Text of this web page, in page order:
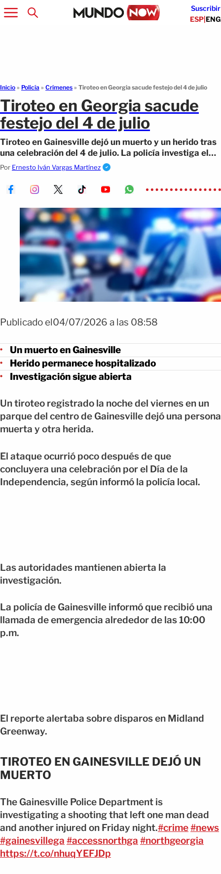
Suscribir
ESP|ENG
Inicio » Policía » Crímenes » Tiroteo en Georgia sacude festejo del 4 de julio
Tiroteo en Georgia sacude
festejo del 4 de julio
Tiroteo en Gainesville dejó un muerto y un herido tras
una celebración del 4 de julio. La policía investiga el
ataque y solicita información.
Por Ernesto Iván Vargas Martínez
Publicado el04/07/2026 a las 08:58
Un muerto en Gainesville
Herido permanece hospitalizado
Investigación sigue abierta
Un tiroteo registrado la noche del viernes en un
parque del centro de Gainesville dejó una persona
muerta y otra herida.
El ataque ocurrió poco después de que
concluyera una celebración por el Día de la
Independencia, según informó la policía local.
Las autoridades mantienen abierta la
investigación.
La policía de Gainesville informó que recibió una
llamada de emergencia alrededor de las 10:00
p.m.
El reporte alertaba sobre disparos en Midland
Greenway.
TIROTEO EN GAINESVILLE DEJÓ UN
MUERTO
The Gainesville Police Department is
investigating a shooting that left one man dead
and another injured on Friday night.#crime#news
#gainesvillega #accessnorthga #northgeorgia
https://t.co/nhuqYEFJDp